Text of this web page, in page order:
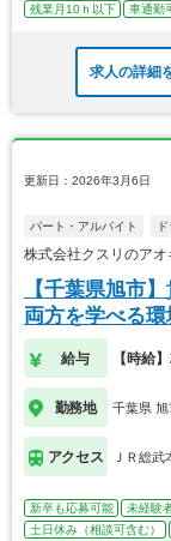
残業月10ｈ以下
車通勤可
求人の詳細
更新日：2026年3月6日
パート・アルバイト
株式会社クスリのア
【千葉県旭市
両方を学べる環
給与 【時給
勤務地 千葉県 旭
アクセス ＪＲ総
新卒も応募可能 未経験
土日休み（相談可含む）